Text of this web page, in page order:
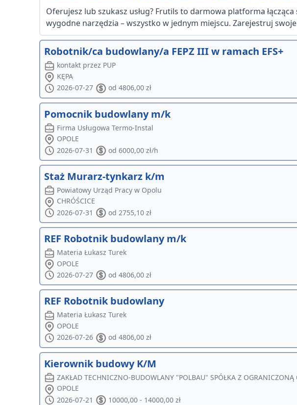
Oferujesz lub szukasz usług? Frutils to darmowa platforma
wygodne narzędzia – wszystko w jednym miejscu. Zarejestruj
Robotnik/ca budowlany/a FEPZ III w ramach EFS+
kontakt przez PUP
KĘPA
2026-07-27
od 4806,00 zł
Pomocnik budowlany m/k
Firma Usługowa Termo-Instal
OPOLE
2026-07-31
od 6000,00 zł/h
Staż Murarz-tynkarz k/m
Powiatowy Urząd Pracy w Opolu
CHRÓŚCICE
2026-07-31
od 2755,10 zł
REF Robotnik budowlany m/k
Materia Łukasz Turek
OPOLE
2026-07-27
od 4806,00 zł
REF Robotnik budowlany
Materia Łukasz Turek
OPOLE
2026-07-26
od 4806,00 zł
Kierownik budowy K/M
ZAKŁAD TECHNICZNO-BUDOWLANY "POLBAU" SPÓŁKA Z
OPOLE
2026-07-21
10000,00 - 14000,00 zł